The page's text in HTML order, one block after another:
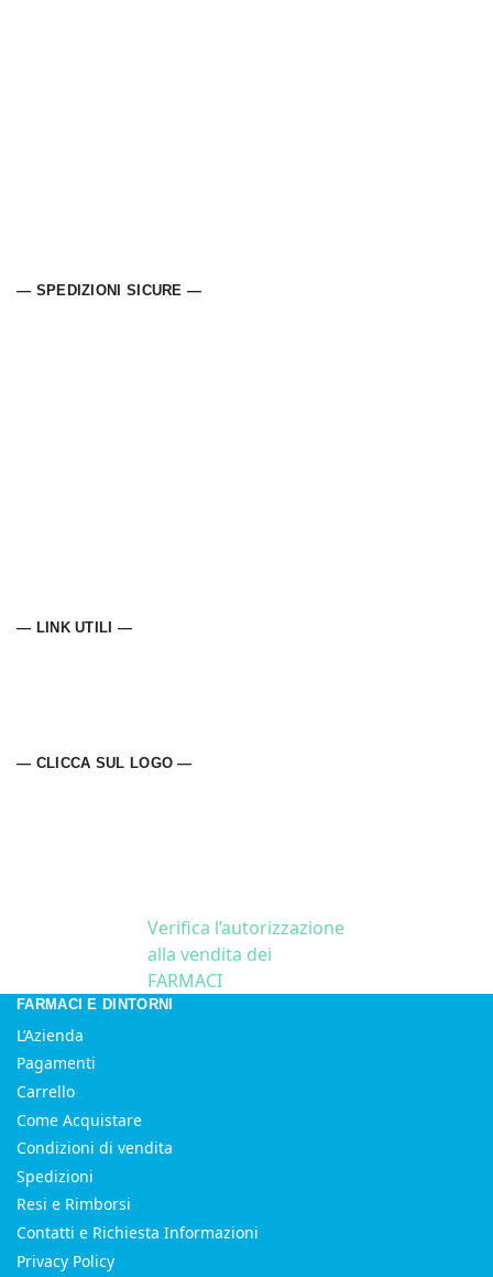
— SPEDIZIONI SICURE —
— LINK UTILI —
— CLICCA SUL LOGO —
Verifica l’autorizzazione
alla vendita dei
FARMACI
FARMACI E DINTORNI
L’Azienda
Pagamenti
Carrello
Come Acquistare
Condizioni di vendita
Spedizioni
Resi e Rimborsi
Contatti e Richiesta Informazioni
Privacy Policy